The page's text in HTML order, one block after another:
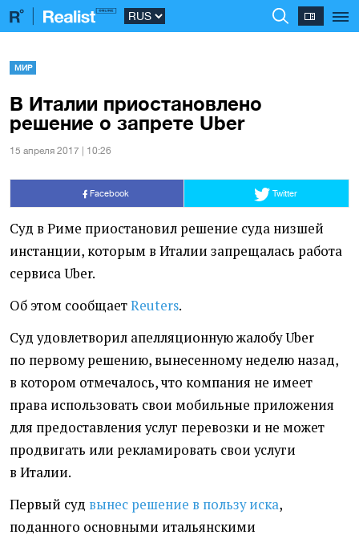
МИР
В Италии приостановлено
решение о запрете Uber
15 апреля 2017 | 10:26
Facebook Twitter
Суд в Риме приостановил решение суда низшей
инстанции, которым в Италии запрещалась работа
сервиса Uber.
Об этом сообщаетReuters.
Суд удовлетворил апелляционную жалобу Uber
по первому решению, вынесенному неделю назад,
в котором отмечалось, что компания не имеет
права использовать свои мобильные приложения
для предоставления услуг перевозки и не может
продвигать или рекламировать свои услуги
в Италии.
Первый суд вынес решение в пользу иска,
поданного основными итальянскими